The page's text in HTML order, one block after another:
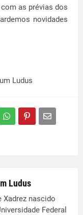
as prévias dos
novidades
Ludus
Ludus
nascido
Federal